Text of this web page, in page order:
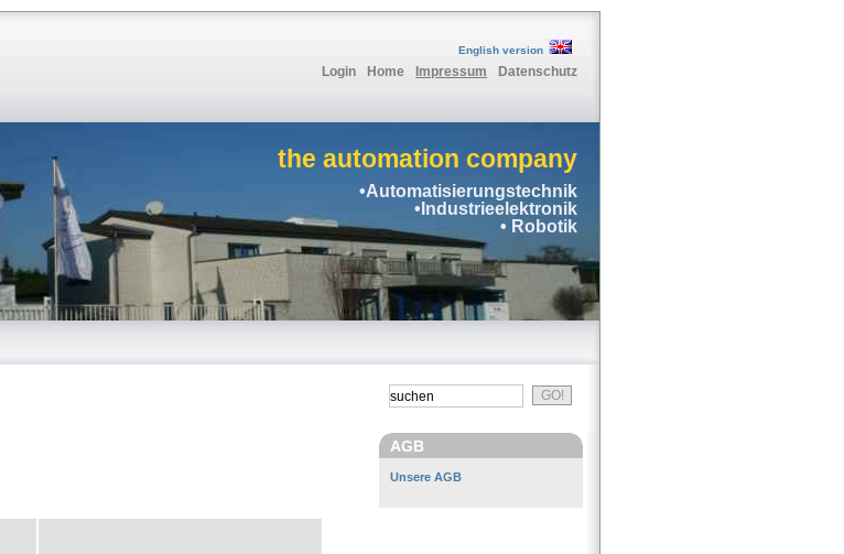
English version
Login Home Impressum Datenschutz
the automation company
•Automatisierungstechnik
•Industrieelektronik
• Robotik
AGB
Unsere AGB